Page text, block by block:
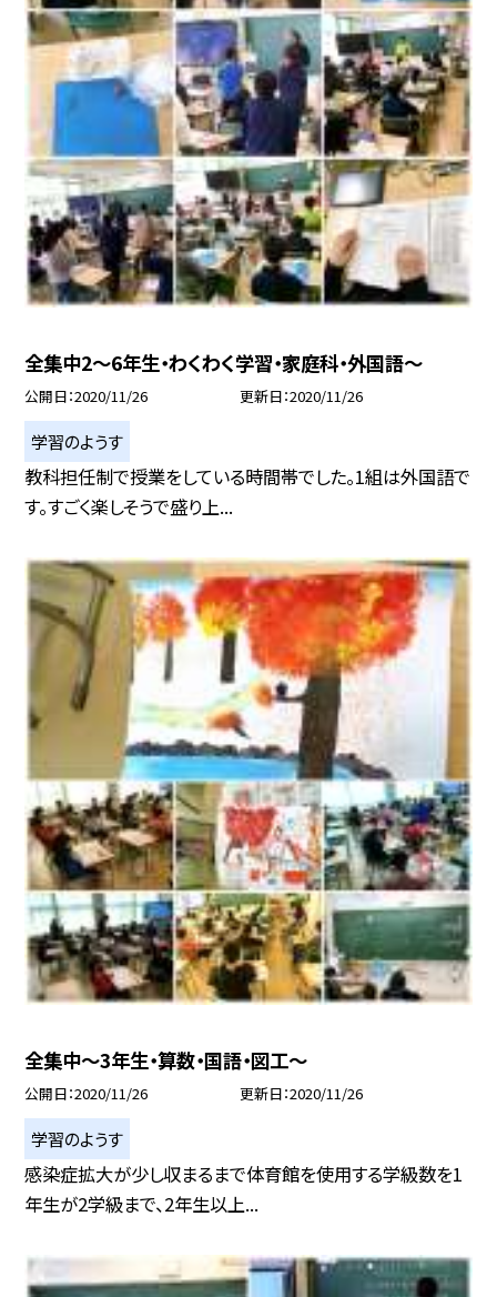
全集中2〜6年生・わくわく学習・家庭科・外国語〜
公開日 2020/11/26 更新日 2020/11/26
学習のようす
教科担任制で授業をしている時間帯でした。1組は外国語で
す。すごく楽しそうで盛り上...
全集中〜3年生・算数・国語・図工〜
公開日 2020/11/26 更新日 2020/11/26
学習のようす
感染症拡大が少し収まるまで体育館を使用する学級数を1
年生が2学級まで、2年生以上...